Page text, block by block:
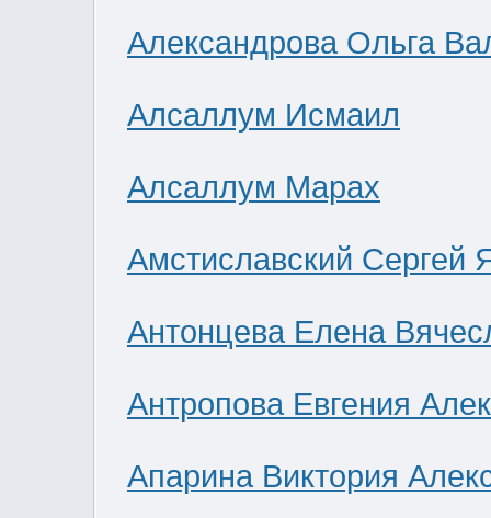
Александрова Ольга
Алсаллум Исмаил
Алсаллум Марах
Амстиславский Сергей
Антонцева Елена
Антропова Евгения
Апарина Виктория